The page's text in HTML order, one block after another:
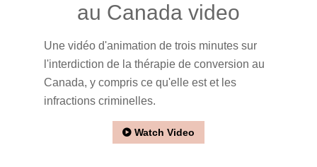
au Canada video
Une vidéo d'animation de trois minutes sur
l'interdiction de la thérapie de conversion au
Canada, y compris ce qu'elle est et les
infractions criminelles.
Watch Video